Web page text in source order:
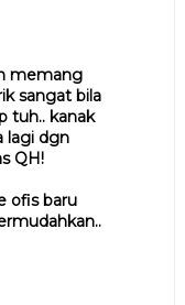
memang
sangat bila
tuh.. kanak
lagi dgn
QH!
ofis baru